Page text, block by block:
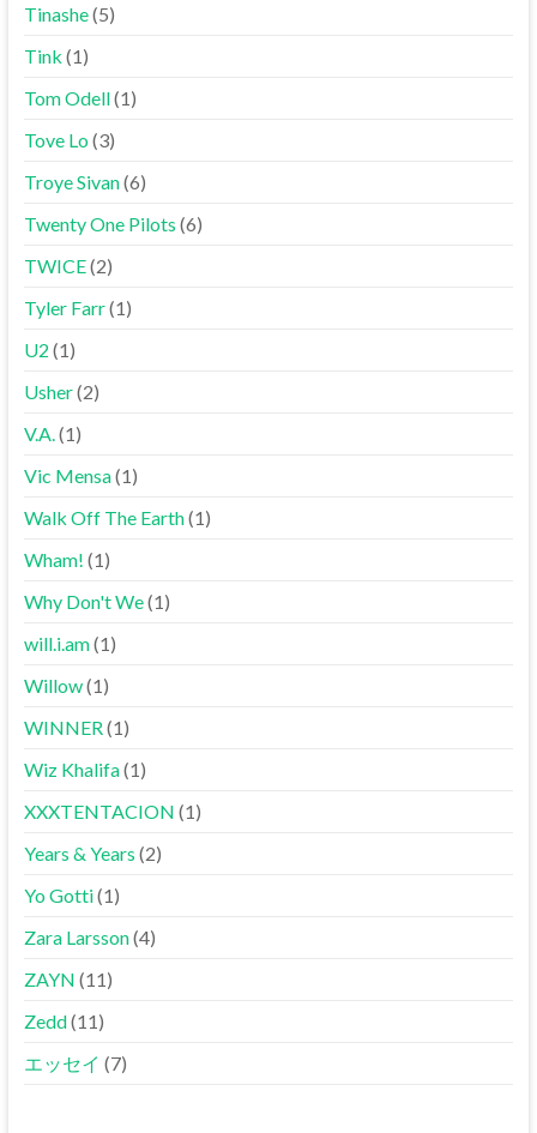
Tinashe(5)
Tink (1)
Tom Odell(1)
Tove Lo(3)
Troye Sivan(6)
Twenty One Pilots (6)
TWICE(2)
Tyler Farr(1)
U2 (1)
Usher(2)
V.A.(1)
Vic Mensa(1)
Walk Off The Earth(1)
Wham! (1)
Why Don't We(1)
will.i.am(1)
Willow(1)
WINNER(1)
Wiz Khalifa(1)
XXXTENTACION (1)
Years & Years (2)
Yo Gotti(1)
Zara Larsson(4)
ZAYN (11)
Zedd(11)
エッセイ (7)